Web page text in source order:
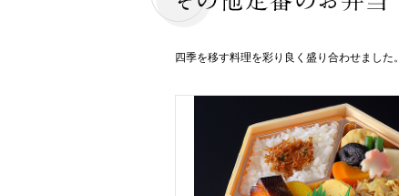
四季を移す料理を彩り良く盛り合わせました。